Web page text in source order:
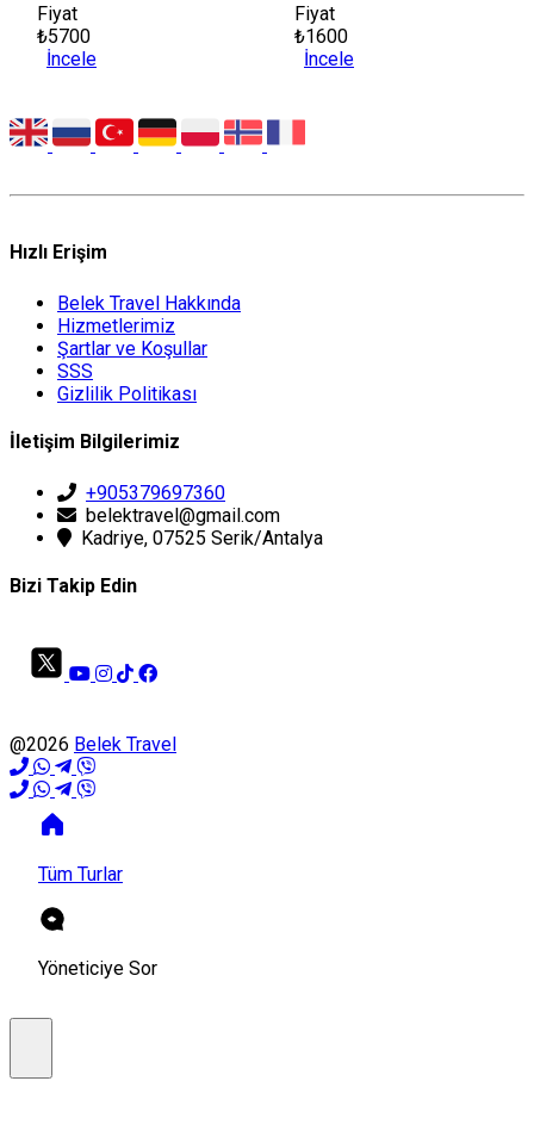
Fiyat
₺5700
İncele
Fiyat
₺1600
İncele
Hızlı Erişim
Belek Travel Hakkında
Hizmetlerimiz
Şartlar ve Koşullar
SSS
Gizlilik Politikası
İletişim Bilgilerimiz
+905379697360
belektravel@gmail.com
Kadriye, 07525 Serik/Antalya
Bizi Takip Edin
@2026 Belek Travel
Tüm Turlar
Yöneticiye Sor